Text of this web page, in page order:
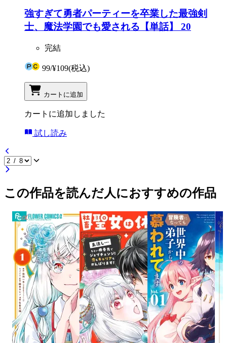
強すぎて勇者パーティーを卒業した最強剣
士、魔法学園でも愛される【単話】 20
完結
99/¥109(税込)
カートに追加
カートに追加しました
試し読み
この作品を読んだ人におすすめの作品